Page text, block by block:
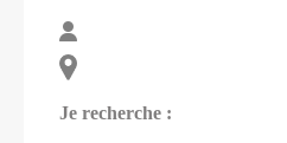
Je recherche :